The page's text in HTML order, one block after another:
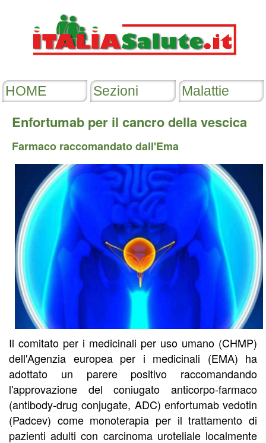
Enfortumab per il cancro della vescica
Farmaco raccomandato dall'Ema
Il comitato per i medicinali per uso umano (CHMP)
dell'Agenzia europea per i medicinali (EMA) ha
adottato un parere positivo raccomandando
l'approvazione del coniugato anticorpo-farmaco
(antibody-drug conjugate, ADC) enfortumab vedotin
(Padcev) come monoterapia per il trattamento di
pazienti adulti con carcinoma uroteliale localmente